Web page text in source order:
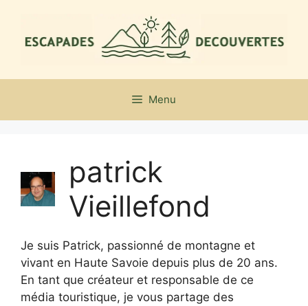
contenu
Menu
patrick
Vieillefond
Je suis Patrick, passionné de montagne et
vivant en Haute Savoie depuis plus de 20 ans.
En tant que créateur et responsable de ce
média touristique, je vous partage des